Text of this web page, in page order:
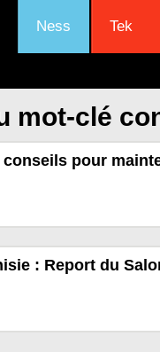
Ness Tek
mot-clé
conseils pour
: Report du